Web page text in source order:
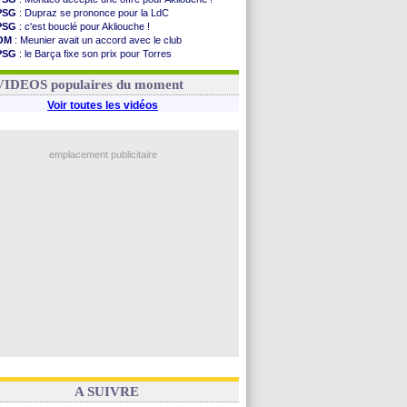
: Dupraz se prononce pour la LdC
: c'est bouclé pour Akliouche !
: Meunier avait un accord avec le club
: le Barça fixe son prix pour Torres
: Torres souhaite rejoindre le PSG !
populaires du moment
Voir toutes les vidéos
emplacement publicitaire
A SUIVRE